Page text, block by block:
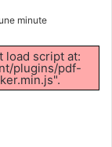
minute
load script at:
plugins/pdf-